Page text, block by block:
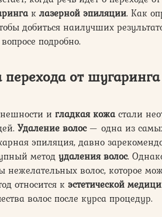
к лазерной эпиляции. Как
добиться наилучших
подробно.
от
и гладкая кожа стали
Удаление волос— одна из
эпиляция, давно
метод удаления волос.
волос, которое
относится к эстетической
волос после курса процедур.